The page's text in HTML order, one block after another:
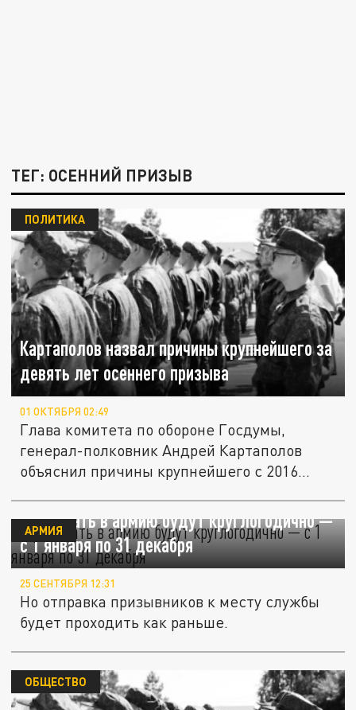
ТЕГ: ОСЕННИЙ ПРИЗЫВ
Картаполов назвал причины крупнейшего за
девять лет осеннего призыва
ПОЛИТИКА
01 ОКТЯБРЯ 02:49
Глава комитета по обороне Госдумы,
генерал-полковник Андрей Картаполов
объяснил причины крупнейшего с 2016...
Призывать в армию будут круглогодично —
с 1 января по 31 декабря
АРМИЯ
25 СЕНТЯБРЯ 12:31
Но отправка призывников к месту службы
будет проходить как раньше.
ОБЩЕСТВО